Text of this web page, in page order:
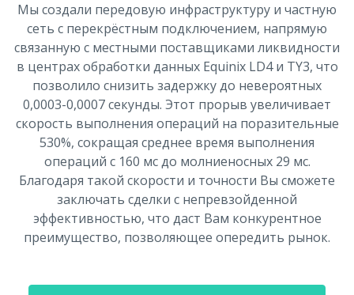
Мы создали передовую инфраструктуру и частную
сеть с перекрёстным подключением, напрямую
связанную с местными поставщиками ликвидности
в центрах обработки данных Equinix LD4 и TY3, что
позволило снизить задержку до невероятных
0,0003-0,0007 секунды. Этот прорыв увеличивает
скорость выполнения операций на поразительные
530%, сокращая среднее время выполнения
операций с 160 мс до молниеносных 29 мс.
Благодаря такой скорости и точности Вы сможете
заключать сделки с непревзойденной
эффективностью, что даст Вам конкурентное
преимущество, позволяющее опередить рынок.